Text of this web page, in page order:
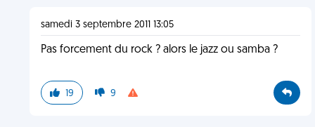
samedi 3 septembre 2011 13:05
Pas forcement du rock ? alors le jazz ou samba ?
19 9